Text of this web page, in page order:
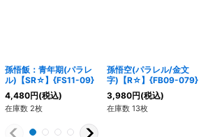
孫悟飯：青年期(パラレ
ル)【SR☆】{FS11-09}
4,480円(税込)
在庫数 2枚
孫悟空(パラレル/金文
字)【R☆】{FB09-079}
3,980円(税込)
在庫数 13枚